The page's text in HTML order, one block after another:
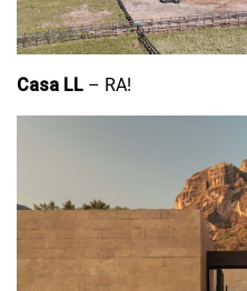
Casa LL – RA!